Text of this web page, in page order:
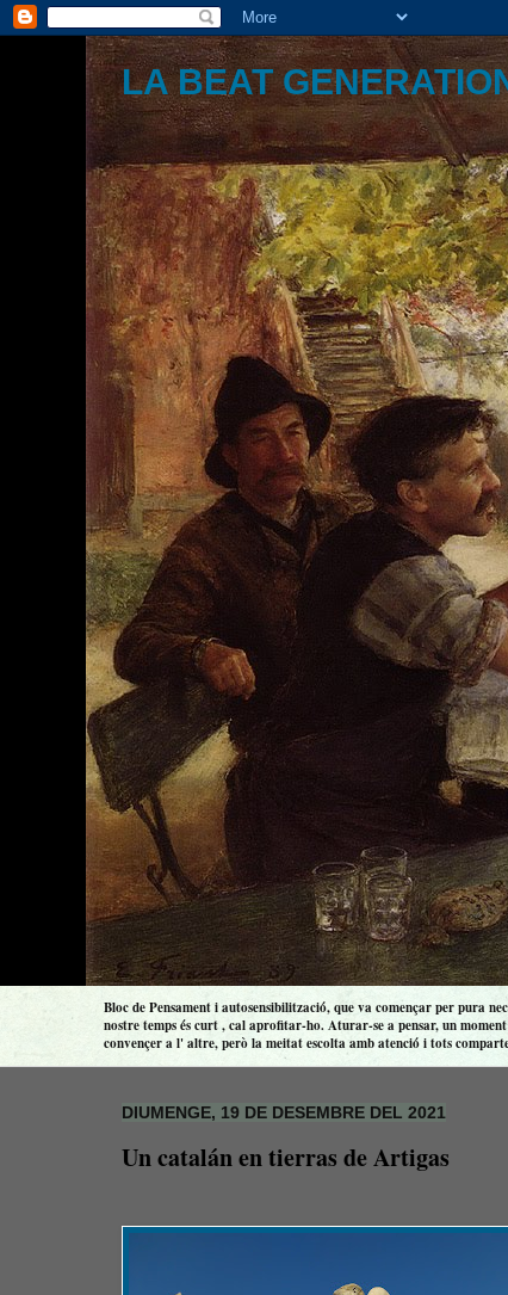
LA BEAT
Bloc de Pensament i autosensibilització, que va començar per pura
nostre temps és curt , cal aprofitar-ho. Aturar-se a pensar, un
convençer a l' altre, però la meitat escolta amb atenció i tots
DIUMENGE, 19 DE DESEMBRE DEL 2021
Un catalán en tierras de Artigas